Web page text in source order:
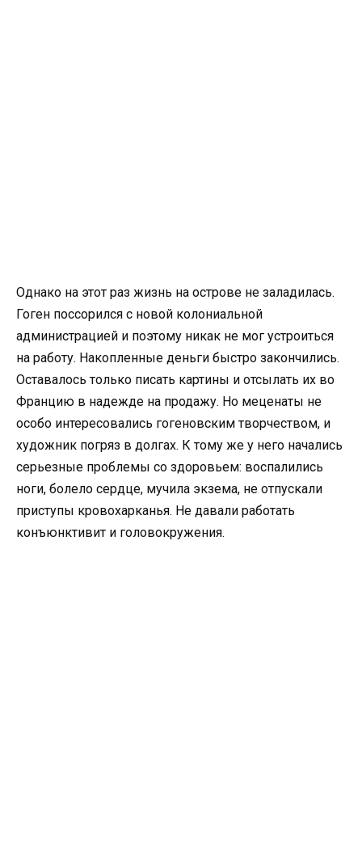
Однако на этот раз жизнь на острове не заладилась.
Гоген поссорился с новой колониальной
администрацией и поэтому никак не мог устроиться
на работу. Накопленные деньги быстро закончились.
Оставалось только писать картины и отсылать их во
Францию в надежде на продажу. Но меценаты не
особо интересовались гогеновским творчеством, и
художник погряз в долгах. К тому же у него начались
серьезные проблемы со здоровьем: воспалились
ноги, болело сердце, мучила экзема, не отпускали
приступы кровохарканья. Не давали работать
конъюнктивит и головокружения.